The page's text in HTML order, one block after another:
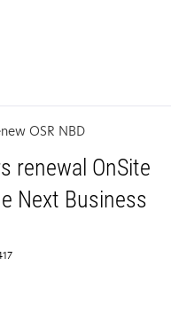
OSR NBD
renewal OnSite
Next Business